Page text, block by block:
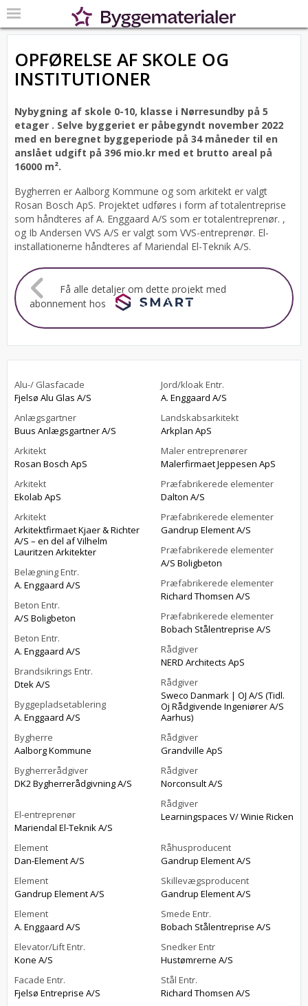
OPFØRELSE AF SKOLE OG
INSTITUTIONER
Nybygning af skole 0-10, klasse i Nørresundby på 5
etager . Selve byggeriet er påbegyndt november 2022
med en beregnet byggeperiode på 34 måneder til en
anslået udgift på 396 mio.kr med et brutto areal på
16000 m².
Bygherren er Aalborg Kommune og som arkitekt er valgt
Rosan Bosch ApS. Projektet udføres i form af totalentreprise
som håndteres af A. Enggaard A/S som er totalentreprenør. ,
og Ib Andersen VVS A/S er valgt som VVS-entreprenør. El-
installationerne håndteres af Mariendal El-Teknik A/S.
Få alle detaljer om dette projekt med
abonnement hos
Alu-/ Glasfacade
Fjelsø Alu Glas A/S
Anlægsgartner
Buus Anlægsgartner A/S
Arkitekt
Rosan Bosch ApS
Arkitekt
Ekolab ApS
Arkitekt
Arkitektfirmaet Kjaer & Richter
A/S – en del af Vilhelm
Lauritzen Arkitekter
Belægning Entr.
A. Enggaard A/S
Beton Entr.
A/S Boligbeton
Beton Entr.
A. Enggaard A/S
Brandsikrings Entr.
Dtek A/S
Byggepladsetablering
A. Enggaard A/S
Bygherre
Aalborg Kommune
Bygherrerådgiver
DK2 Bygherrerådgivning A/S
El-entreprenør
Mariendal El-Teknik A/S
Element
Dan-Element A/S
Element
Gandrup Element A/S
Element
A. Enggaard A/S
Elevator/Lift Entr.
Kone A/S
Facade Entr.
Fjelsø Entreprise A/S
Jord/kloak Entr.
A. Enggaard A/S
Landskabsarkitekt
Arkplan ApS
Maler entreprenører
Malerfirmaet Jeppesen ApS
Præfabrikerede elementer
Dalton A/S
Præfabrikerede elementer
Gandrup Element A/S
Præfabrikerede elementer
A/S Boligbeton
Præfabrikerede elementer
Richard Thomsen A/S
Præfabrikerede elementer
Bobach Stålentreprise A/S
Rådgiver
NERD Architects ApS
Rådgiver
Sweco Danmark | OJ A/S (Tidl.
Oj Rådgivende Ingeniører A/S
Aarhus)
Rådgiver
Grandville ApS
Rådgiver
Norconsult A/S
Rådgiver
Learningspaces V/ Winie Ricken
Råhusproducent
Gandrup Element A/S
Skillevægsproducent
Gandrup Element A/S
Smede Entr.
Bobach Stålentreprise A/S
Snedker Entr
Hustømrerne A/S
Stål Entr.
Richard Thomsen A/S